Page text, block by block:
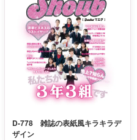
D-778 雑誌の表紙風キラキラデ
ザイン